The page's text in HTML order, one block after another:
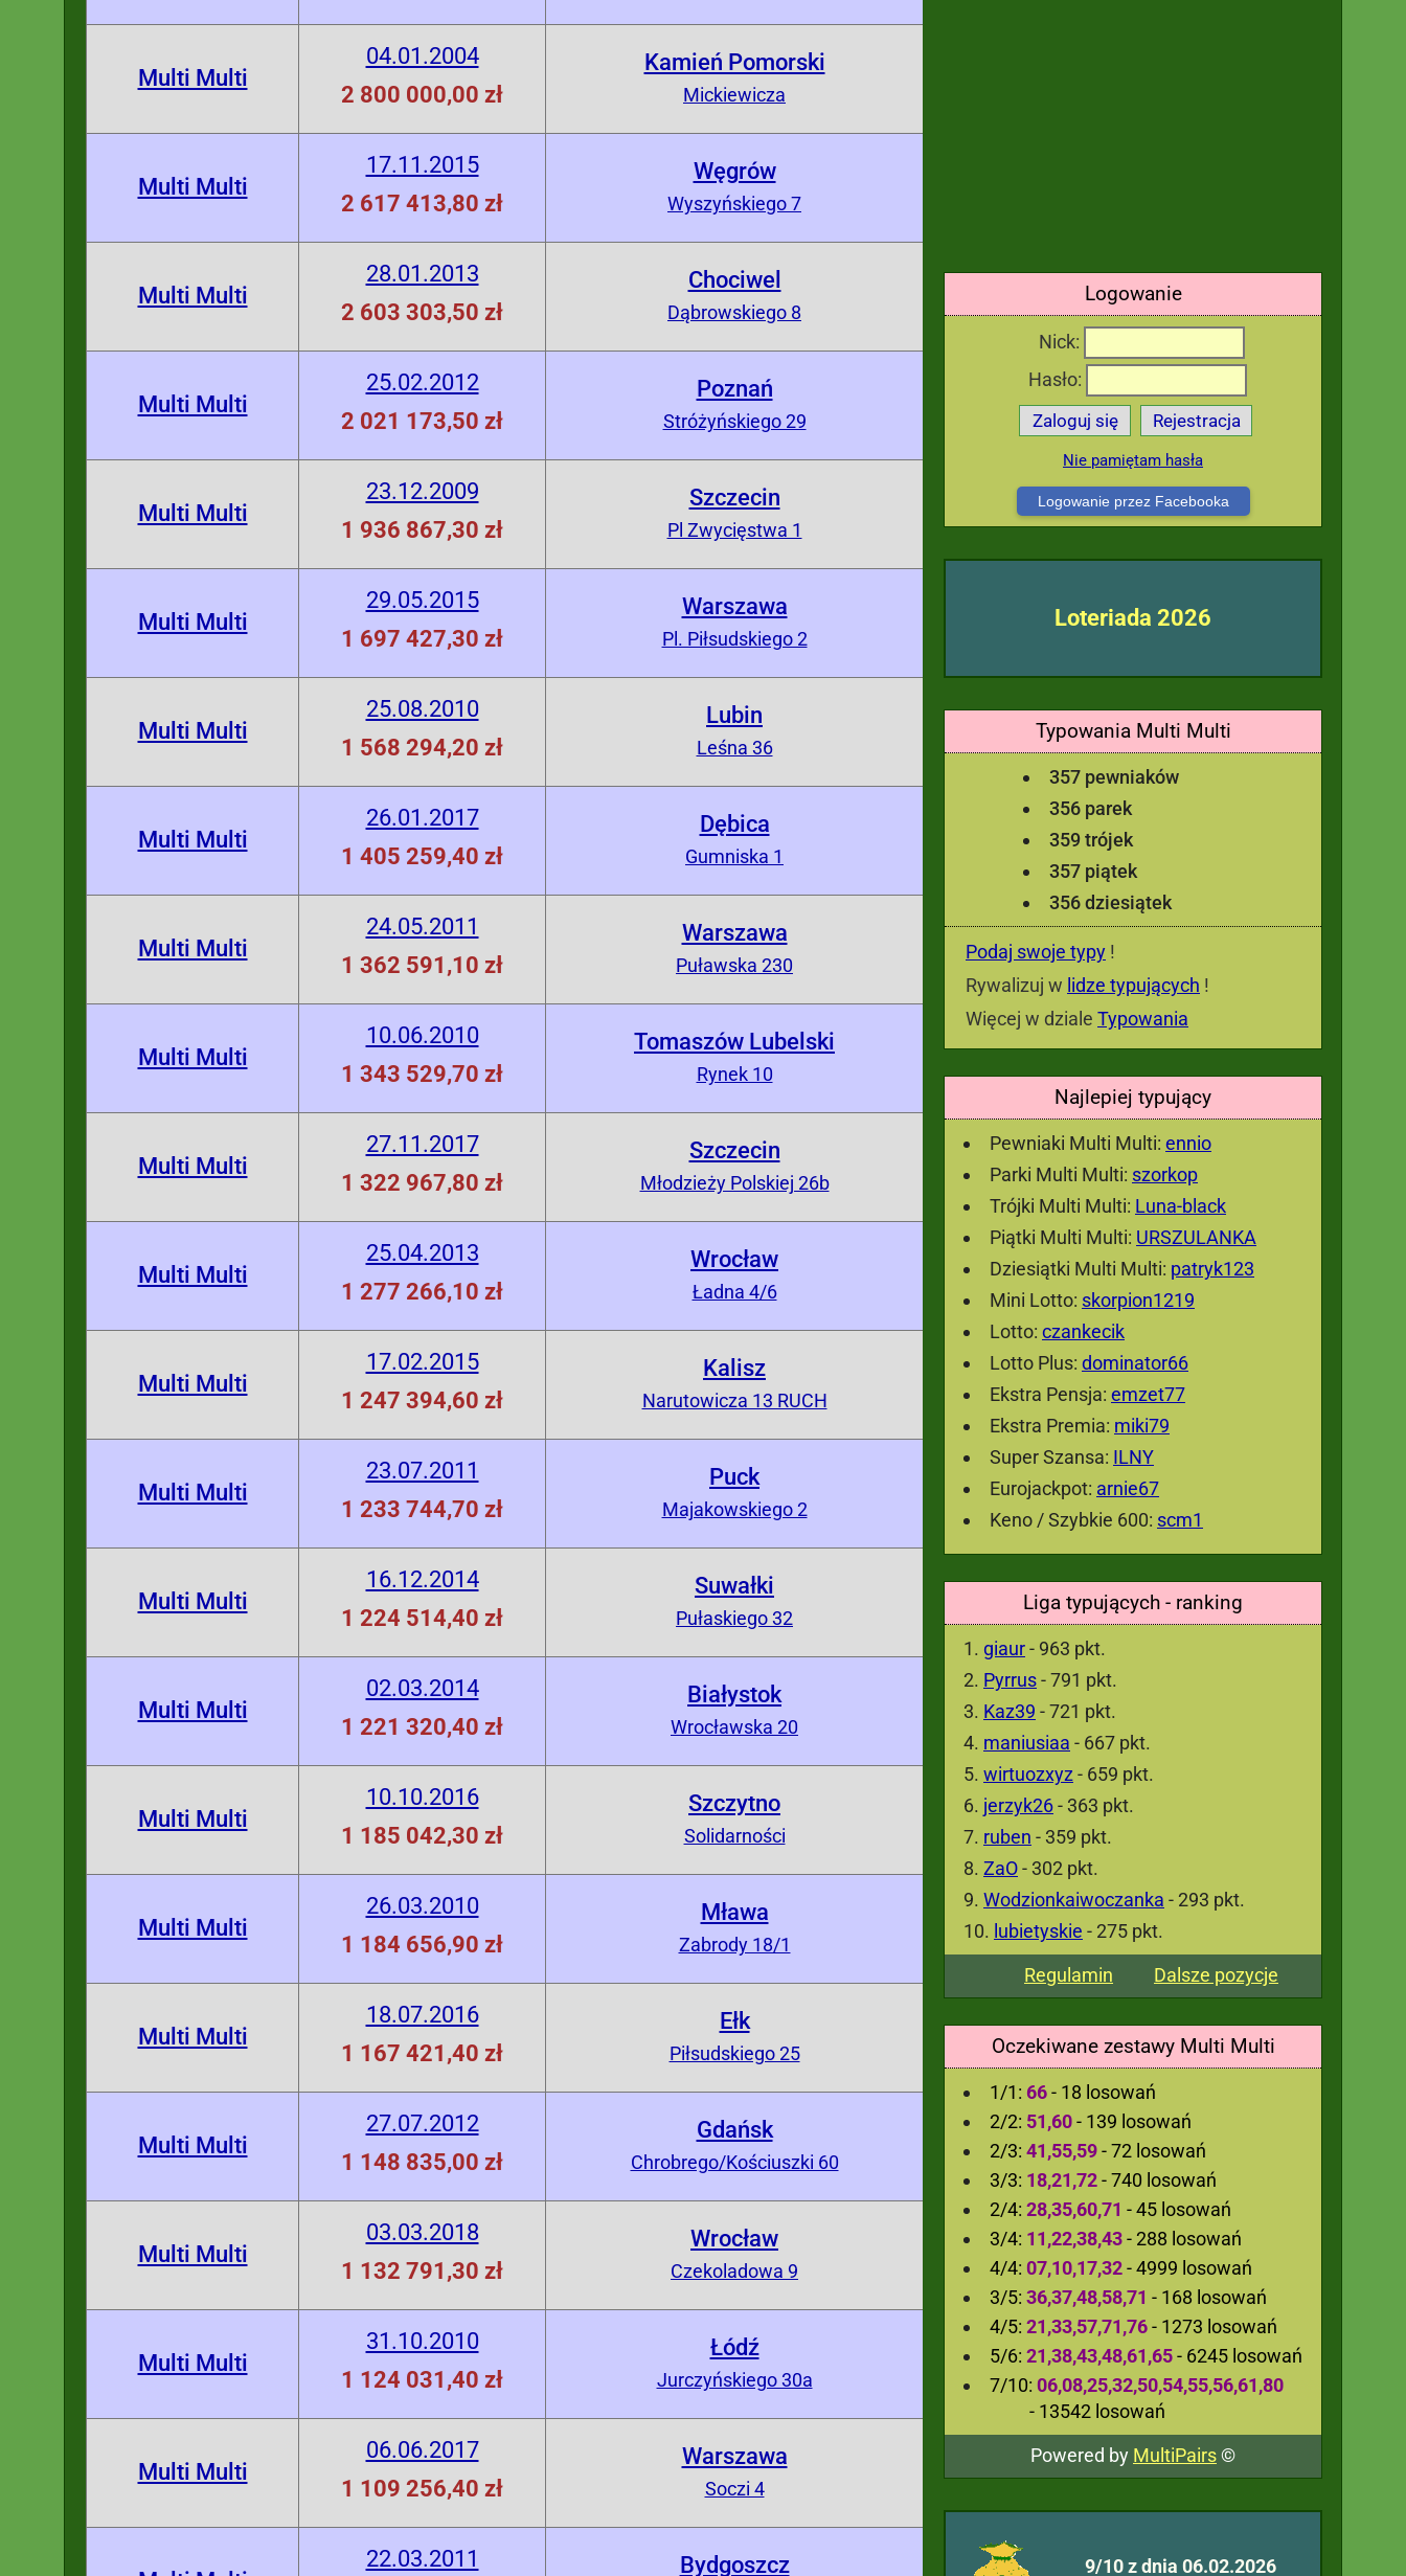
Logowanie
Nick:
Hasło:
Zaloguj się Rejestracja
Nie pamiętam hasła
Logowanie przez Facebooka
Loteriada 2026
Typowania Multi Multi
357 pewniaków
356 parek
359 trójek
357 piątek
356 dziesiątek
Podaj swoje typy !
Rywalizuj w lidze typujących !
Więcej w dziale Typowania
Najlepiej typujący
Pewniaki Multi Multi: ennio
Parki Multi Multi: szorkop
Trójki Multi Multi: Luna-black
Piątki Multi Multi: URSZULANKA
Dziesiątki Multi Multi: patryk123
Mini Lotto: skorpion1219
Lotto: czankecik
Lotto Plus: dominator66
Ekstra Pensja: emzet77
Ekstra Premia: miki79
Super Szansa: ILNY
Eurojackpot: arnie67
Keno / Szybkie 600: scm1
Liga typujących - ranking
giaur- 963 pkt.
Pyrrus- 791 pkt.
Kaz39 - 721 pkt.
maniusiaa - 667 pkt.
wirtuozxyz - 659 pkt.
jerzyk26- 363 pkt.
ruben - 359 pkt.
ZaO- 302 pkt.
Wodzionkaiwoczanka - 293 pkt.
lubietyskie - 275 pkt.
Regulamin
Dalsze pozycje
Oczekiwane zestawy Multi Multi
1/1: 66- 18 losowań
2/2: 51,60- 139 losowań
2/3: 41,55,59- 72 losowań
3/3: 18,21,72- 740 losowań
2/4: 28,35,60,71 - 45 losowań
3/4: 11,22,38,43- 288 losowań
4/4: 07,10,17,32- 4999 losowań
3/5: 36,37,48,58,71 - 168 losowań
4/5: 21,33,57,71,76- 1273 losowań
5/6: 21,38,43,48,61,65- 6245 losowań
7/10: 06,08,25,32,50,54,55,56,61,80
- 13542 losowań
Powered by MultiPairs©
9/10 z dnia 06.02.2026
Multi Multi
04.01.2004
2 800 000,00 zł
Kamień Pomorski
Mickiewicza
Multi Multi
17.11.2015
2 617 413,80 zł
Węgrów
Wyszyńskiego 7
Multi Multi
28.01.2013
2 603 303,50 zł
Chociwel
Dąbrowskiego 8
Multi Multi
25.02.2012
2 021 173,50 zł
Poznań
Stróżyńskiego 29
Multi Multi
23.12.2009
1 936 867,30 zł
Szczecin
Pl Zwycięstwa 1
Multi Multi
29.05.2015
1 697 427,30 zł
Warszawa
Pl. Piłsudskiego 2
Multi Multi
25.08.2010
1 568 294,20 zł
Lubin
Leśna 36
Multi Multi
26.01.2017
1 405 259,40 zł
Dębica
Gumniska 1
Multi Multi
24.05.2011
1 362 591,10 zł
Warszawa
Puławska 230
Multi Multi
10.06.2010
1 343 529,70 zł
Tomaszów Lubelski
Rynek 10
Multi Multi
27.11.2017
1 322 967,80 zł
Szczecin
Młodzieży Polskiej 26b
Multi Multi
25.04.2013
1 277 266,10 zł
Wrocław
Ładna 4/6
Multi Multi
17.02.2015
1 247 394,60 zł
Kalisz
Narutowicza 13 RUCH
Multi Multi
23.07.2011
1 233 744,70 zł
Puck
Majakowskiego 2
Multi Multi
16.12.2014
1 224 514,40 zł
Suwałki
Pułaskiego 32
Multi Multi
02.03.2014
1 221 320,40 zł
Białystok
Wrocławska 20
Multi Multi
10.10.2016
1 185 042,30 zł
Szczytno
Solidarności
Multi Multi
26.03.2010
1 184 656,90 zł
Mława
Zabrody 18/1
Multi Multi
18.07.2016
1 167 421,40 zł
Ełk
Piłsudskiego 25
Multi Multi
27.07.2012
1 148 835,00 zł
Gdańsk
Chrobrego/Kościuszki 60
Multi Multi
03.03.2018
1 132 791,30 zł
Wrocław
Czekoladowa 9
Multi Multi
31.10.2010
1 124 031,40 zł
Łódź
Jurczyńskiego 30a
Multi Multi
06.06.2017
1 109 256,40 zł
Warszawa
Soczi 4
22.03.2011 Bydgoszcz